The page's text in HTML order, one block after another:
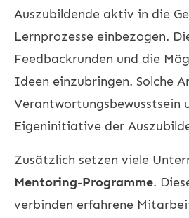
Auszubildende aktiv in die
Lernprozesse einbezogen.
Feedbackrunden und die
Ideen einzubringen. Solche
Verantwortungsbewusstsein
Eigeninitiative der
Zusätzlich setzen viele
Mentoring-Programme.
verbinden erfahrene